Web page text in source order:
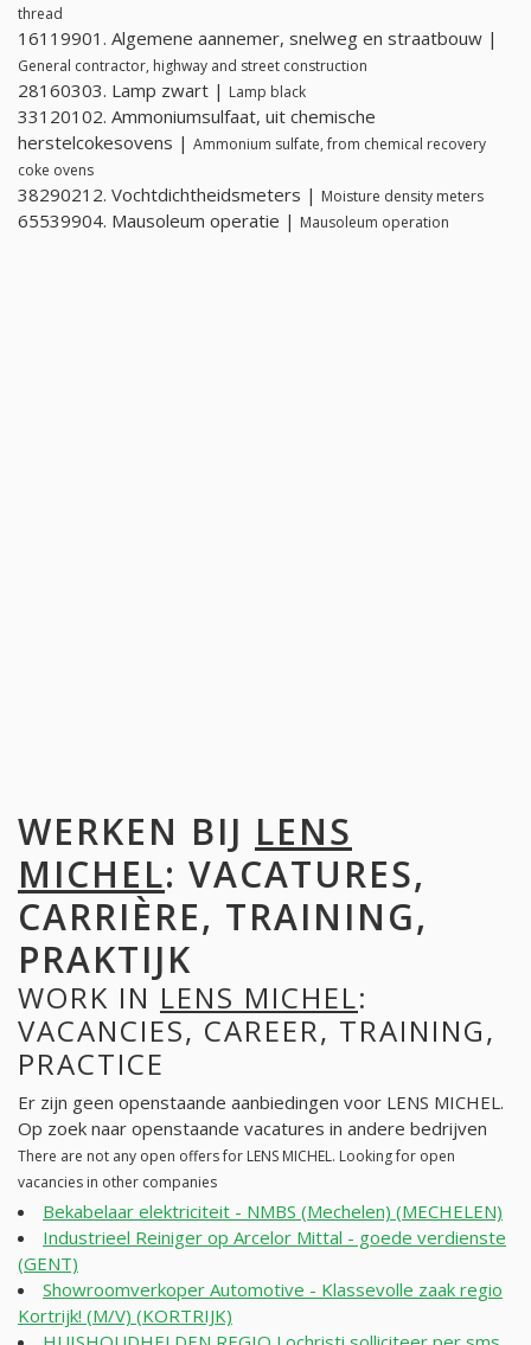
thread
16119901. Algemene aannemer, snelweg en straatbouw |
General contractor, highway and street construction
28160303. Lamp zwart | Lamp black
33120102. Ammoniumsulfaat, uit chemische
herstelcokesovens | Ammonium sulfate, from chemical recovery
coke ovens
38290212. Vochtdichtheidsmeters | Moisture density meters
65539904. Mausoleum operatie | Mausoleum operation
WERKEN BIJ LENS
MICHEL: VACATURES,
CARRIÈRE, TRAINING,
PRAKTIJK
WORK IN LENS MICHEL:
VACANCIES, CAREER, TRAINING,
PRACTICE
Er zijn geen openstaande aanbiedingen voor LENS MICHEL.
Op zoek naar openstaande vacatures in andere bedrijven
There are not any open offers for LENS MICHEL. Looking for open
vacancies in other companies
Bekabelaar elektriciteit - NMBS (Mechelen) (MECHELEN)
Industrieel Reiniger op Arcelor Mittal - goede verdienste
(GENT)
Showroomverkoper Automotive - Klassevolle zaak regio
Kortrijk! (M/V) (KORTRIJK)